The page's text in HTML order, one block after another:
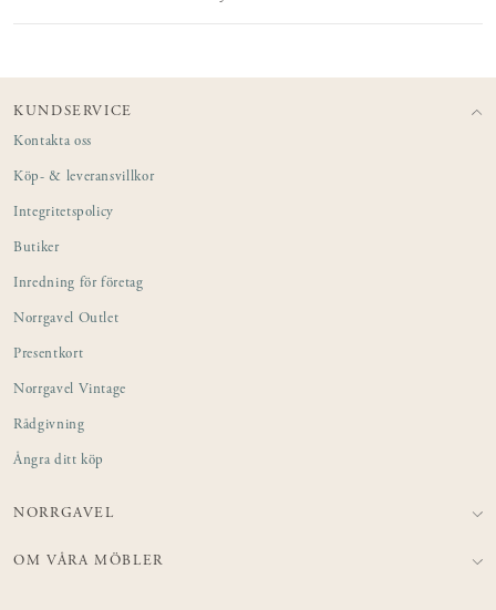
KUNDSERVICE
Kontakta oss
Köp- & leveransvillkor
Integritetspolicy
Butiker
Inredning för företag
Norrgavel Outlet
Presentkort
Norrgavel Vintage
Rådgivning
Ångra ditt köp
NORRGAVEL
OM VÅRA MÖBLER